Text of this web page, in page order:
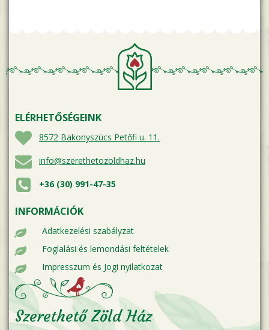
ELÉRHETŐSÉGEINK
8572 Bakonyszücs Petőfi u. 11.
info@szerethetozoldhaz.hu
+36 (30) 991-47-35
INFORMÁCIÓK
Adatkezelési szabályzat
Foglalási és lemondási feltételek
Impresszum és Jogi nyilatkozat
Szerethető Zöld Ház